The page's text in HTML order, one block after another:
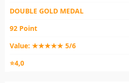
DOUBLE GOLD MEDAL
92 Point
Value: ★★★★★ 5/6
⭐4,0